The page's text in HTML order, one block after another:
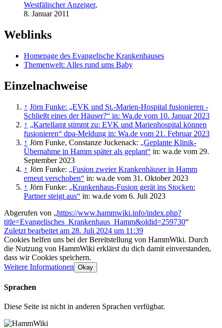
Westfälischer Anzeiger,
8. Januar 2011
Weblinks
Homepage des Evangelische Krankenhauses
Themenwelt: Alles rund ums Baby
Einzelnachweise
↑ Jörn Funke: „EVK und St.-Marien-Hospital fusionieren -
Schließt eines der Häuser?“ in: Wa.de vom 10. Januar 2023
↑ „Kartellamt stimmt zu: EVK und Marienhospital können
fusionieren“ dpa-Meldung in: Wa.de vom 21. Februar 2023
↑ Jörn Funke, Constanze Juckenack: „Geplante Klinik-
Übernahme in Hamm später als geplant“ in: wa.de vom 29.
September 2023
↑ Jörn Funke: „Fusion zweier Krankenhäuser in Hamm
erneut verschoben“ in: wa.de vom 31. Oktober 2023
↑ Jörn Funke: „Krankenhaus-Fusion gerät ins Stocken:
Partner steigt aus“ in: wa.de vom 6. Juli 2023
Abgerufen von „https://www.hammwiki.info/index.php?
title=Evangelisches_Krankenhaus_Hamm&oldid=259730“
Zuletzt bearbeitet am 28. Juli 2024 um 11:39
Cookies helfen uns bei der Bereitstellung von HammWiki. Durch
die Nutzung von HammWiki erklärst du dich damit einverstanden,
dass wir Cookies speichern.
Weitere Informationen Okay
Sprachen
Diese Seite ist nicht in anderen Sprachen verfügbar.